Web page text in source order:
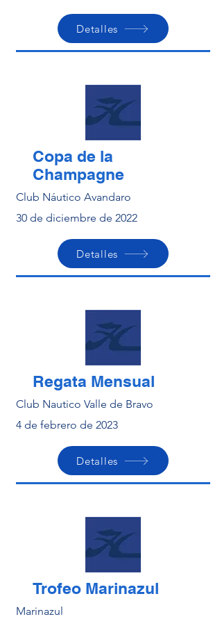
Detalles
Copa de la
Champagne
Club Náutico Avandaro
30 de diciembre de 2022
Detalles
Regata Mensual
Club Nautico Valle de Bravo
4 de febrero de 2023
Detalles
Trofeo Marinazul
Marinazul